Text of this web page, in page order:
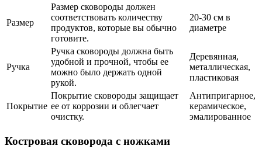
Размер
Размер сковороды должен
соответствовать количеству
продуктов, которые вы обычно
готовите.
20-30 см в
диаметре
Ручка
Ручка сковороды должна быть
удобной и прочной, чтобы ее
можно было держать одной
рукой.
Деревянная,
металлическая,
пластиковая
Покрытие
Покрытие сковороды защищает
ее от коррозии и облегчает
очистку.
Антипригарное,
керамическое,
эмалированное
Костровая сковорода с ножками